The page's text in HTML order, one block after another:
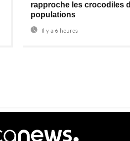
rapproche les crocodiles
populations
Il y a 6 heures